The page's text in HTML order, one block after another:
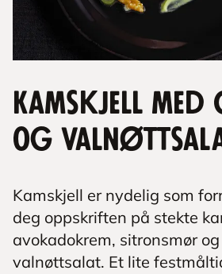
Kamskjell med
og
Kamskjell er nydelig som
deg oppskriften på stekte
avokadokrem, sitronsmør
valnøttsalat. Et lite